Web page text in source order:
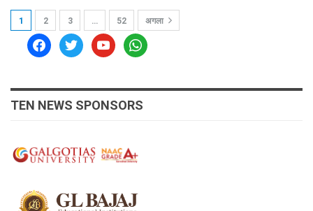
1 2 3 … 52 अगला
facebooktwitteryoutubewhatsapp
TEN NEWS SPONSORS